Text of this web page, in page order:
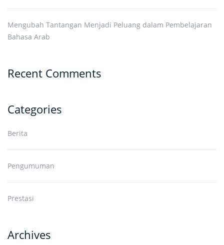
Mengubah Tantangan Menjadi Peluang dalam Pembelajaran
Bahasa Arab
Recent Comments
Categories
Berita
Pengumuman
Prestasi
Archives